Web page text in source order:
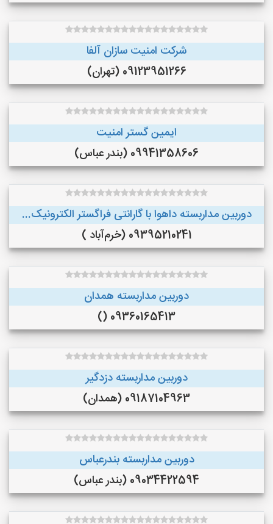
شرکت امنیت سازان آلفا
09123951266 (تهران)
ایمین گستر امنیت
09941358606 (بندر عباس)
دوربین مداربسته داهوا با گارانتی فراگستر الکترونیک...
09395210241 (خرم‌آباد )
دوربین مداربسته همدان
09360165413 ()
دوربین مداربسته دزدگیر
09187104963 (همدان)
دوربین مداربسته بندرعباس
09034422594 (بندر عباس)